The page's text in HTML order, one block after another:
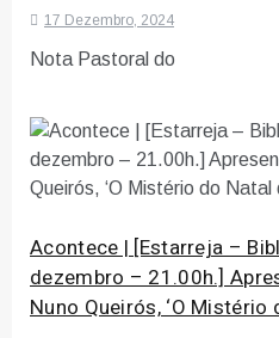
17 Dezembro, 2024
Nota Pastoral do
Acontece | [Estarreja –
dezembro – 21.00h.]
Nuno Queirós, ‘O Mistério